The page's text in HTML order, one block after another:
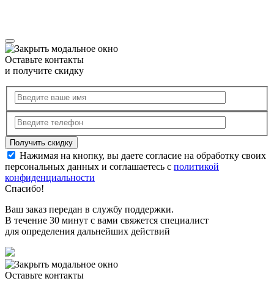
Оставьте контакты
и получите скидку
Нажимая на кнопку, вы даете согласие на обработку своих
персональных данных и соглашаетесь с политикой
конфиденциальности
Спасибо!
Ваш заказ передан в службу поддержки.
В течение 30 минут с вами свяжется специалист
для определения дальнейших действий
Оставьте контакты